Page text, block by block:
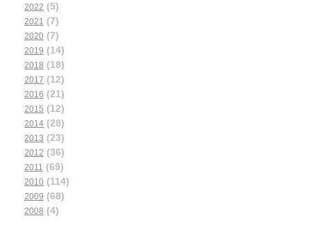
2022 (5)
2021 (7)
2020 (7)
2019 (14)
2018 (18)
2017 (12)
2016 (21)
2015 (12)
2014 (28)
2013 (23)
2012 (36)
2011 (69)
2010 (114)
2009 (68)
2008 (4)